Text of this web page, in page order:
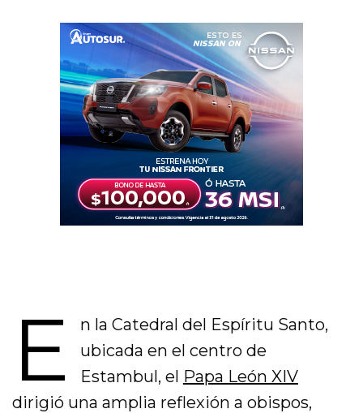
E
n la Catedral del Espíritu Santo,
ubicada en el centro de
Estambul, el Papa León XIV
dirigió una amplia reflexión a obispos,